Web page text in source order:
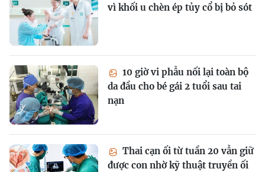
vì khối u chèn ép tủy cổ bị bỏ sót
10 giờ vi phẫu nối lại toàn bộ
da đầu cho bé gái 2 tuổi sau tai
nạn
Thai cạn ối từ tuần 20 vẫn giữ
được con nhờ kỹ thuật truyền ối